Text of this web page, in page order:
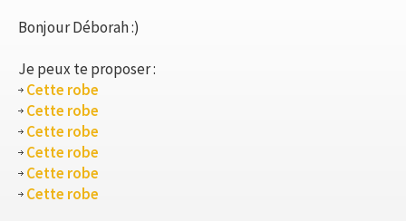
Bonjour Déborah :)
Je peux te proposer :
Cette robe
Cette robe
Cette robe
Cette robe
Cette robe
Cette robe